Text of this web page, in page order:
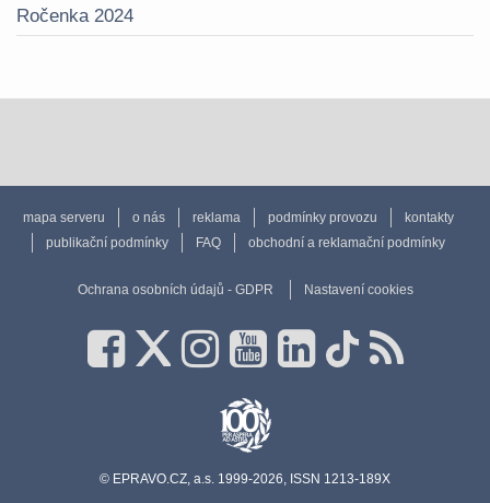
Ročenka 2024
mapa serveru o nás reklama podmínky provozu
kontakty
publikační podmínky
FAQ obchodní a reklamační podmínky
Ochrana osobních údajů - GDPR Nastavení cookies
© EPRAVO.CZ, a.s. 1999-2026, ISSN 1213-189X